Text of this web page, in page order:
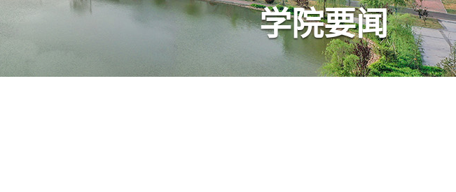
学院要闻